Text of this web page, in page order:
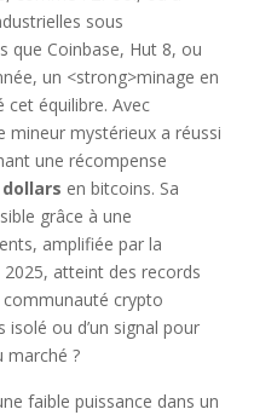
sous
que Coinbase, Hut 8, ou
un <strong>minage en
équilibre. Avec
mineur mystérieux a réussi
une récompense
dollars en bitcoins. Sa
grâce à une
amplifiée par la
atteint des records
communauté crypto
isolé ou d’un signal pour
marché ?
faible puissance dans un